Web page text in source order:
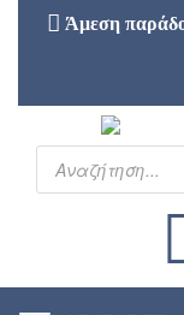
Άμεση